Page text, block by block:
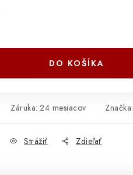
DO KOŠÍKA
Záruka: 24 mesiacov Značka:
Strážiť Zdieľať